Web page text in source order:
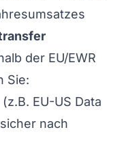
der EU/EWR
Sie:
(z.B. EU-US Data
nach